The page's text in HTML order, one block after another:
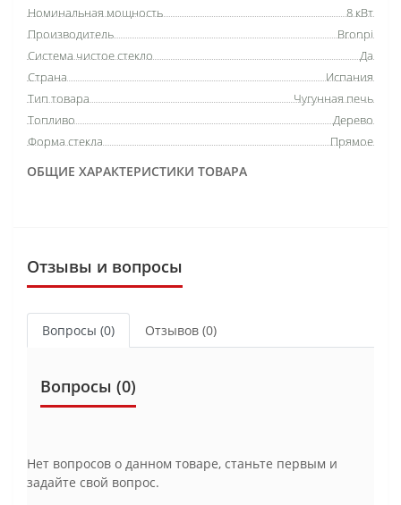
ОБЩИЕ ХАРАКТЕРИСТИКИ ТОВАРА
Номинальная мощность
8 кВт
Производитель
Bronpi
Система чистое стекло
Да
Страна
Испания
Тип товара
Чугунная печь
Топливо
Дерево
Форма стекла
Прямое
Отзывы и вопросы
Вопросы (0) Отзывов (0)
Вопросы (0)
Нет вопросов о данном товаре, станьте первым и
задайте свой вопрос.